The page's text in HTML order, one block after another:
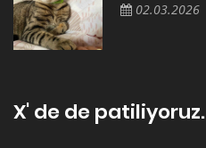
02.03.2026
X' de de patiliyoruz.